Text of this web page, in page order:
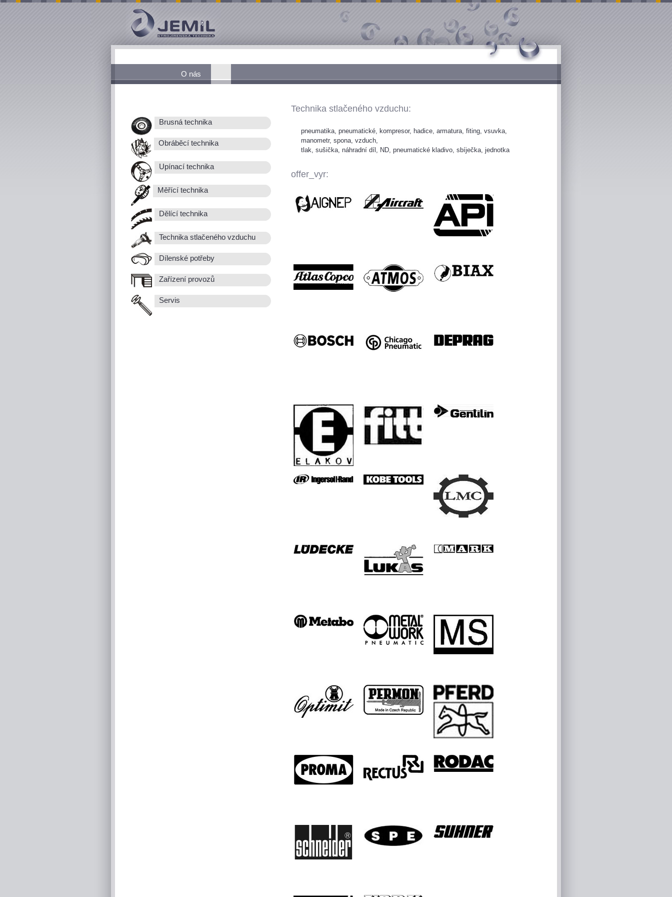
O nás
Brusná technika
Obráběcí technika
Upínací technika
Měřící technika
Dělící technika
Technika stlačeného vzduchu
Dílenské potřeby
Zařízení provozů
Servis
Technika stlačeného vzduchu:
pneumatika, pneumatické, kompresor, hadice, armatura, fiting, vsuvka,
manometr, spona, vzduch,
tlak, sušička, náhradní díl, ND, pneumatické kladivo, sbíječka, jednotka
offer_vyr: